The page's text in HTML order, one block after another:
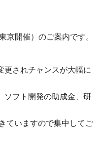
京開催）のご案内です。
更されチャンスが大幅に
ソフト開発の助成金、研
ていますので集中してご